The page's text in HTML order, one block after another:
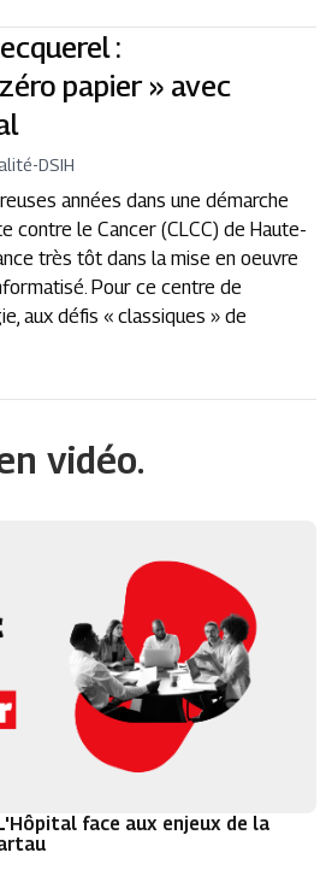
:
papier » avec
-DSIH
années dans une démarche
contre le Cancer (CLCC) de Haute-
très tôt dans la mise en oeuvre
Pour ce centre de
aux défis « classiques » de
vidéo.
face aux enjeux de la